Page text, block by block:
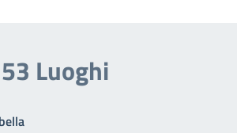
Luoghi